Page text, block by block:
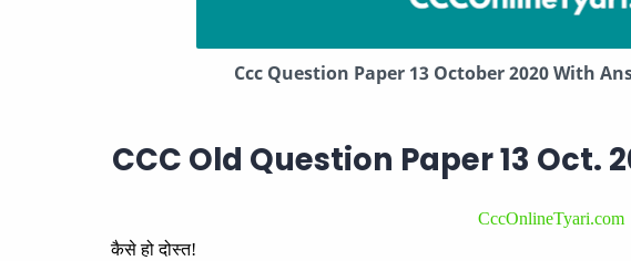
Ccc Question Paper 13 October 2020 With
CCC Old Question Paper 13 Oct.
CccOnlineTyari.com
कैसे हो दोस्त!